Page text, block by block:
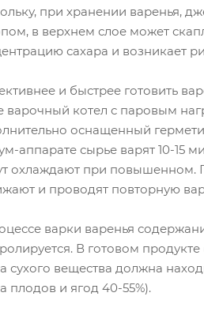
при хранении варенья,
в верхнем слое может
сахара и возникает
и быстрее готовить
варочный котел с паровым
оснащенный
аппарате сырье варят 10-15
охлаждают при повышенном.
и проводят повторную
варки варенья
В готовом
сухого вещества должна
плодов и ягод 40-55%).